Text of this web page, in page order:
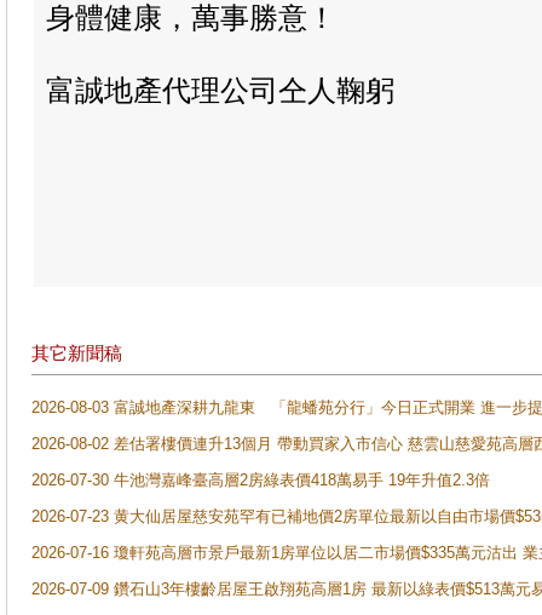
身體健康，萬事勝意！
富誠地產代理公司仝人鞠躬
其它新聞稿
2026-08-03 富誠地產深耕九龍東 「龍蟠苑分行」今日正式開業 進一步
2026-08-02 差估署樓價連升13個月 帶動買家入市信心 慈雲山慈愛苑高層
2026-07-30 牛池灣嘉峰臺高層2房綠表價418萬易手 19年升值2.3倍
2026-07-23 黄大仙居屋慈安苑罕有已補地價2房單位最新以自由市場價
2026-07-16 瓊軒苑高層市景戶最新1房單位以居二市場價$335萬元沽出
2026-07-09 鑽石山3年樓齡居屋王啟翔苑高層1房 最新以綠表價$513萬元